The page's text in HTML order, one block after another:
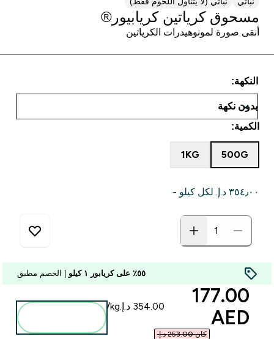
مسحوق كرياتين كريابيور®
أنقى صورة لمونوهيدرات الكرياتين
النكهة:
الكمية:
500G
1KG
٣٥٤٫٠٠ د.إ.‏‎ لكل كيلو -
٥٥٪ على كريابور ١ كيلو | الخصم مطبق
discounted price
177.00
AED‎
كان ‏253.00 د.إ.‏‎